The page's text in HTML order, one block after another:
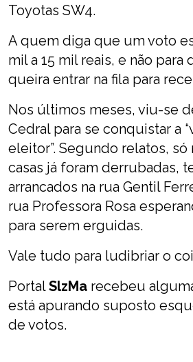
Toyotas SW4.
A quem diga que um voto
mil a 15 mil reais, e não
queira entrar na fila para
Nos últimos meses, viu-se
Cedral para se conquistar a
eleitor”. Segundo relatos, só
casas já foram derrubadas,
arrancados na rua Gentil
rua Professora Rosa
para serem erguidas.
Vale tudo para ludibriar o
PortalSlzMa recebeu
está apurando suposto
de votos.